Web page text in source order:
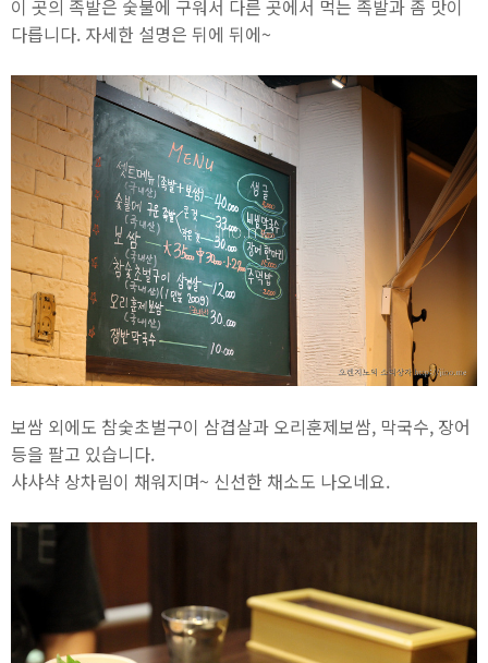
이 곳의 족발은 숯불에 구워서 다른 곳에서 먹는 족발과 좀 맛이
다릅니다. 자세한 설명은 뒤에 뒤에~
보쌈 외에도 참숯초벌구이 삼겹살과 오리훈제보쌈, 막국수, 장어
등을 팔고 있습니다.
샤샤샥 상차림이 채워지며~ 신선한 채소도 나오네요.